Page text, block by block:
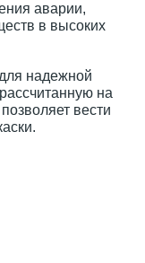
аварии,
в высоких
надежной
на
вести